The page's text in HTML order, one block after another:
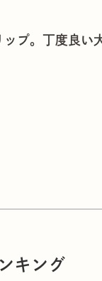
プ。丁度良い
キング